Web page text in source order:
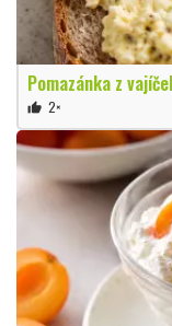
Pomazánka z
thumb_up 2×